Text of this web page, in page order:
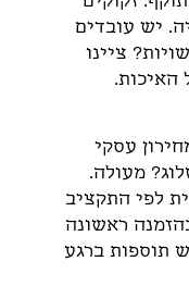
יש עובדים
ציינו
האיכות.
עסקי
מעולה.
לפי התקציב
ראשונה
תוספות ברגע